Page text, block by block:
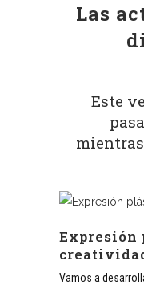
Las
Este
Expresión
Vamos a